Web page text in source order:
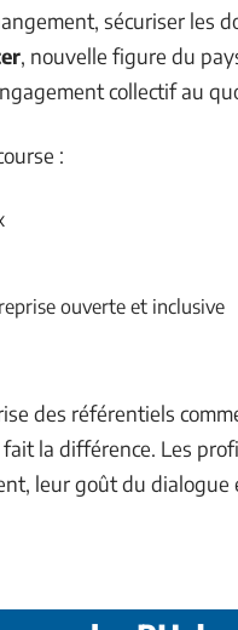
sécuriser les
, nouvelle figure du
collectif au
:
ouverte et inclusive
des référentiels
la différence. Les
leur goût du dialogue